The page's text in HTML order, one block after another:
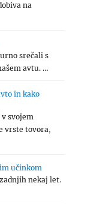
na
srečali s
avtu. …
in kako
svojem
vrste tovora,
učinkom
nekaj let.